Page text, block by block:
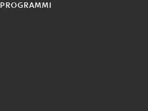
PROGRAMMI